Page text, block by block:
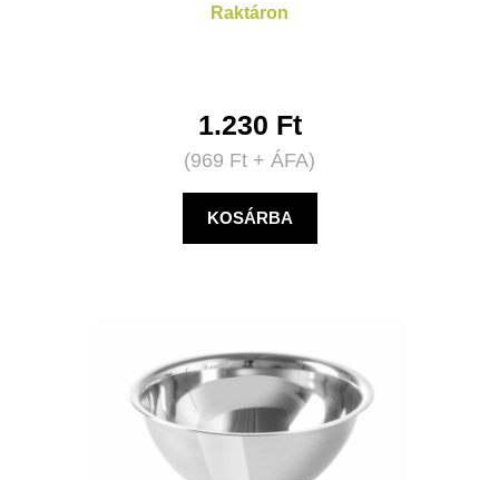
Raktáron
1.230 Ft
(969 Ft + ÁFA)
KOSÁRBA